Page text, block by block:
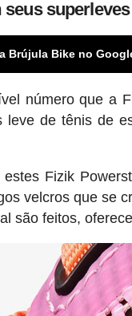
Brújula Bike no
número que a
de tênis de
Fizik
velcros que se
são feitos,